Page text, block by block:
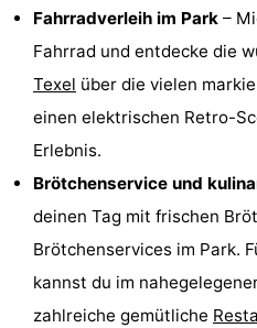
Frühstück)
Strand
Sehen
tun
Museen
Denkmäler
Kirchen
Mühlen
Fahrradverleih im Park –
Fahrrad und entdecke die
Texel über die vielen
einen elektrischen Retro-
Erlebnis.
Brötchenservice und
deinen Tag mit frischen
Brötchenservices im Park.
kannst du im
zahlreiche gemütliche